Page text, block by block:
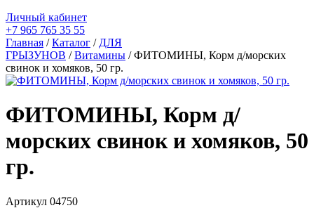
Личный кабинет
+7 965 765 35 55
Главная /Каталог / ДЛЯ
ГРЫЗУНОВ /Витамины / ФИТОМИНЫ, Корм д/морских
свинок и хомяков, 50 гр.
ФИТОМИНЫ, Корм д/
морских свинок и хомяков, 50
гр.
Артикул 04750